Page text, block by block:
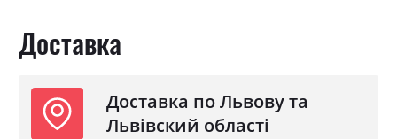
Доставка
Доставка по Львову та
Львівский області